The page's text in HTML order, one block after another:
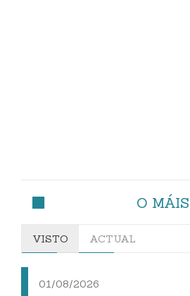
O MÁIS
VISTO ACTUAL
01/08/2026